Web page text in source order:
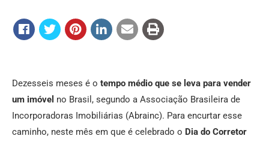
Dezesseis meses é o tempo médio que se leva para vender
um imóvel no Brasil, segundo a Associação Brasileira de
Incorporadoras Imobiliárias (Abrainc). Para encurtar esse
caminho, neste mês em que é celebrado o Dia do Corretor